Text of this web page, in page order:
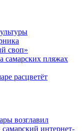
своп»
самарских пляжах
расцветёт
возглавил
интернет-